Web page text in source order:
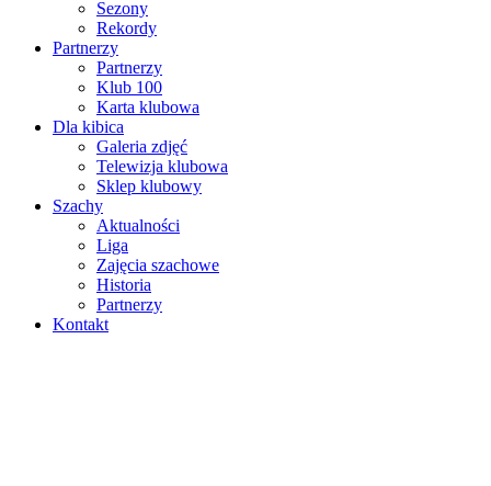
Sezony
Rekordy
Partnerzy
Partnerzy
Klub 100
Karta klubowa
Dla kibica
Galeria zdjęć
Telewizja klubowa
Sklep klubowy
Szachy
Aktualności
Liga
Zajęcia szachowe
Historia
Partnerzy
Kontakt